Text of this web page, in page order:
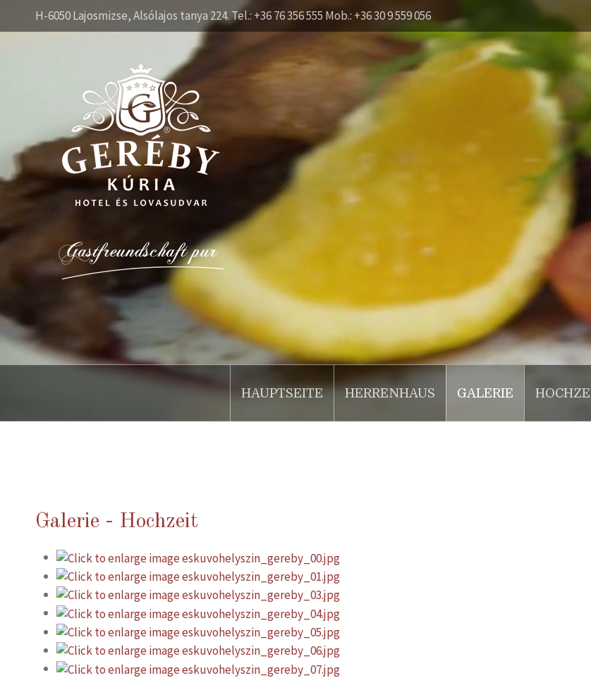
H-6050 Lajosmizse, Alsólajos tanya 224. Tel.: +36 76 356 555 Mob.: +36 30 9 559 056
HAUPTSEITE HERRENHAUS GALERIE
Galerie - Hochzeit